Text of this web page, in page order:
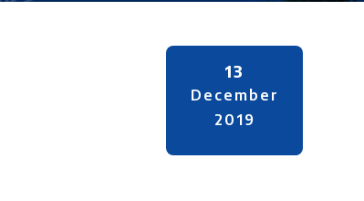
13
December
2019